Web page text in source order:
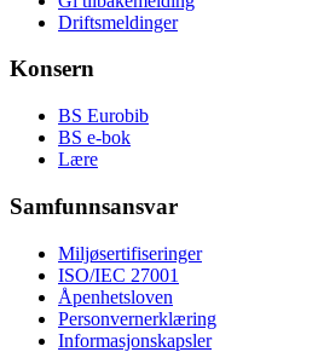
Driftsmeldinger
Konsern
BS Eurobib
BS e-bok
Lære
Samfunnsansvar
Miljøsertifiseringer
ISO/IEC 27001
Åpenhetsloven
Personvernerklæring
Informasjonskapsler